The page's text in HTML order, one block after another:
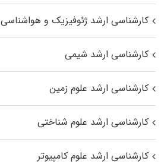
کارشناسی ارشد ژئوفیزیک و هواشناسی
کارشناسی ارشد شیمی
کارشناسی ارشد علوم زمین
کارشناسی ارشد علوم شناختی
کارشناسی ارشد علوم کامپیوتر